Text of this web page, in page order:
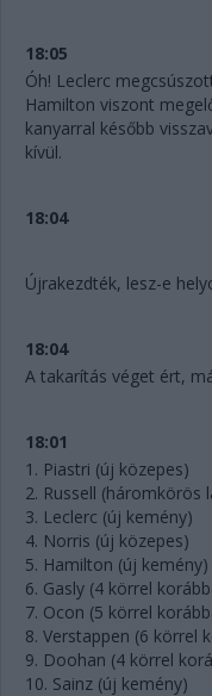
18:05
Óh! Leclerc
Hamilton viszont
kanyarral később
kívül.
18:04
Újrakezdték, lesz-e
18:04
A takarítás véget ért,
18:01
1. Piastri (új közepes)
2. Russell (háromkörös
3. Leclerc (új kemény)
4. Norris (új közepes)
5. Hamilton (új kemény)
6. Gasly (4 körrel
7. Ocon (5 körrel
8. Verstappen (6 körrel
9. Doohan (4 körrel
10. Sainz (új kemény)